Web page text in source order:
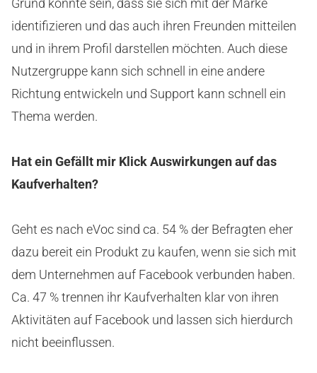
Grund könnte sein, dass sie sich mit der Marke
identifizieren und das auch ihren Freunden mitteilen
und in ihrem Profil darstellen möchten. Auch diese
Nutzergruppe kann sich schnell in eine andere
Richtung entwickeln und Support kann schnell ein
Thema werden.
Hat ein Gefällt mir Klick Auswirkungen auf das
Kaufverhalten?
Geht es nach eVoc sind ca. 54 % der Befragten eher
dazu bereit ein Produkt zu kaufen, wenn sie sich mit
dem Unternehmen auf Facebook verbunden haben.
Ca. 47 % trennen ihr Kaufverhalten klar von ihren
Aktivitäten auf Facebook und lassen sich hierdurch
nicht beeinflussen.